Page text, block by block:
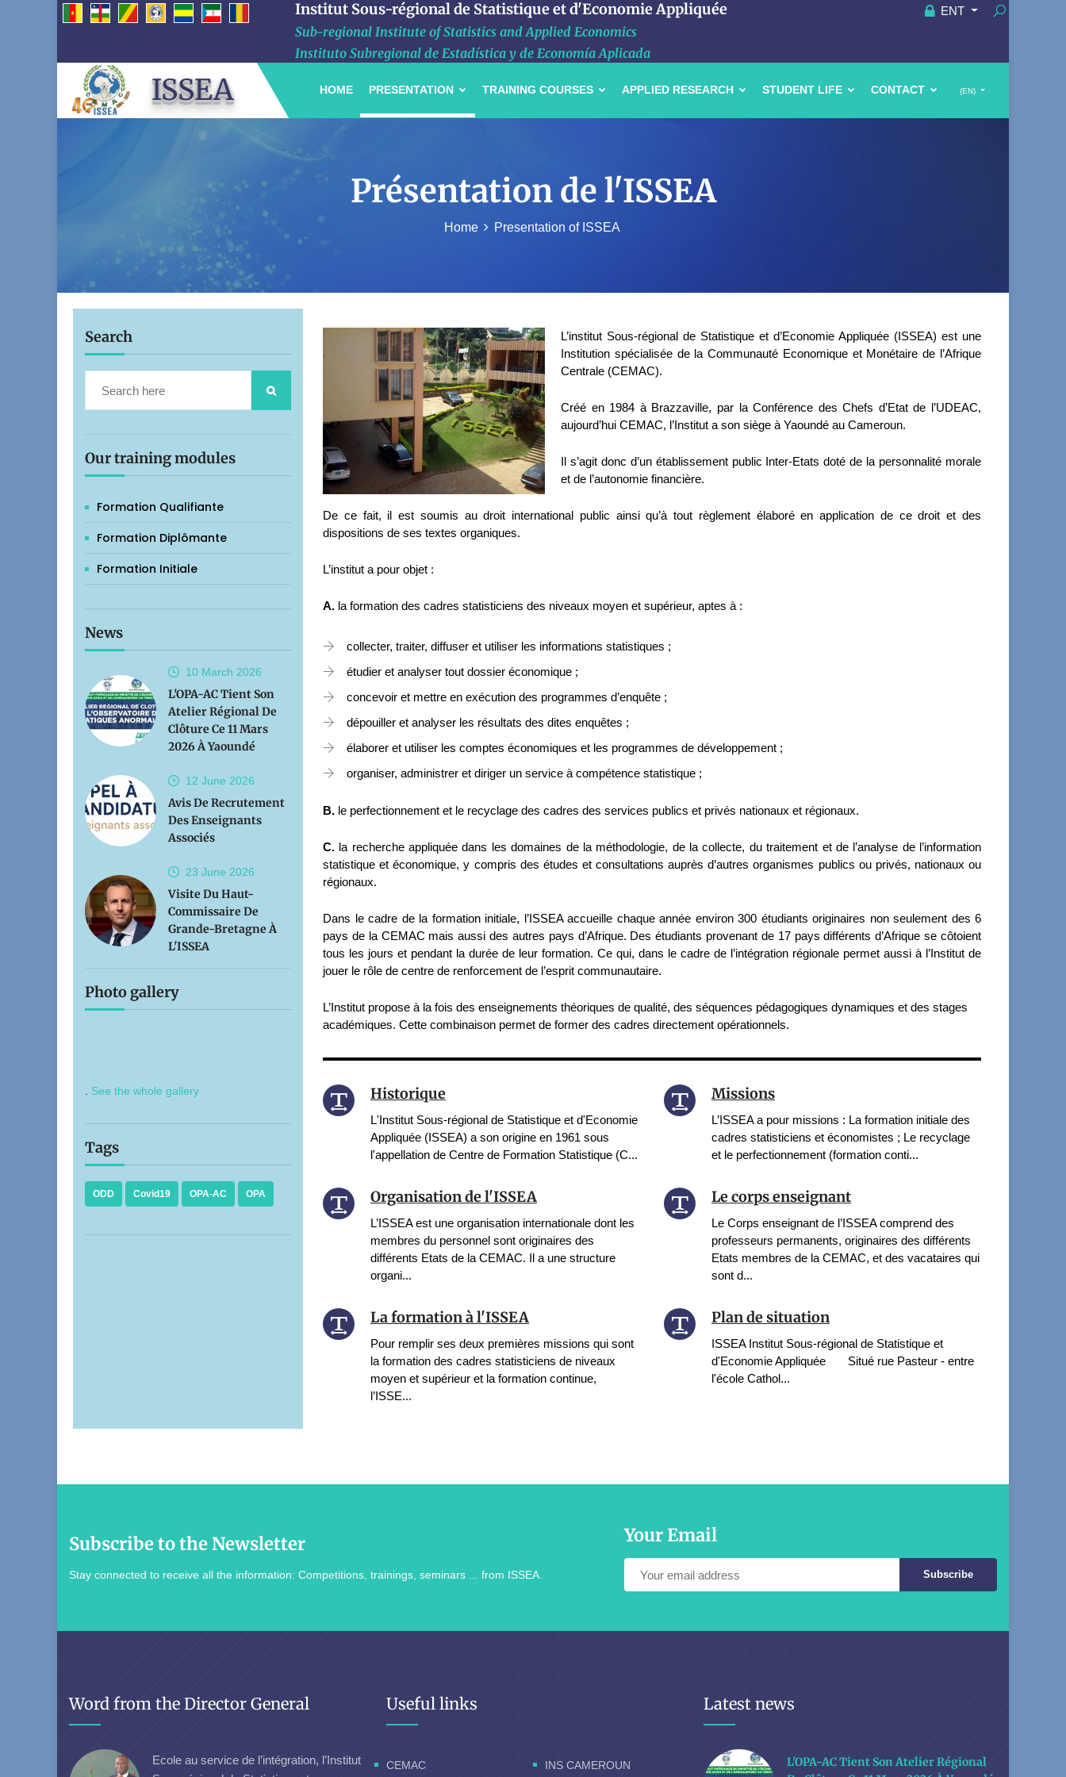
Institut Sous-régional de Statistique et d'Economie Appliquée
Sub-regional Institute of Statistics and Applied Economics
Instituto Subregional de Estadística y de Economía Aplicada
ENT
ISSEA (EN)
HOME PRESENTATION TRAINING COURSES APPLIED RESEARCH STUDENT LIFE CONTACT
Présentation de l'ISSEA
Home Presentation of ISSEA
Search
Our training modules
Formation Qualifiante
Formation Diplômante
Formation Initiale
News
10 March 2026
L'OPA-AC Tient Son
Atelier Régional De
Clôture Ce 11 Mars
2026 À Yaoundé
12 June 2026
Avis De Recrutement
Des Enseignants
Associés
23 June 2026
Visite Du Haut-
Commissaire De
Grande-Bretagne À
L'ISSEA
Photo gallery
See the whole gallery
Tags
ODD Covid19 OPA-AC OPA
L’institut Sous-régional de Statistique et d’Economie Appliquée (ISSEA) est une
Institution spécialisée de la Communauté Economique et Monétaire de l’Afrique
Centrale (CEMAC).
Créé en 1984 à Brazzaville, par la Conférence des Chefs d’Etat de l’UDEAC,
aujourd’hui CEMAC, l’Institut a son siège à Yaoundé au Cameroun.
Il s’agit donc d’un établissement public Inter-Etats doté de la personnalité morale
et de l’autonomie financière.
De ce fait, il est soumis au droit international public ainsi qu’à tout règlement élaboré en application de ce droit et des
dispositions de ses textes organiques.
L’institut a pour objet :
A. la formation des cadres statisticiens des niveaux moyen et supérieur, aptes à :
collecter, traiter, diffuser et utiliser les informations statistiques ;
étudier et analyser tout dossier économique ;
concevoir et mettre en exécution des programmes d’enquête ;
dépouiller et analyser les résultats des dites enquêtes ;
élaborer et utiliser les comptes économiques et les programmes de développement ;
organiser, administrer et diriger un service à compétence statistique ;
B. le perfectionnement et le recyclage des cadres des services publics et privés nationaux et régionaux.
C. la recherche appliquée dans les domaines de la méthodologie, de la collecte, du traitement et de l’analyse de l’information
statistique et économique, y compris des études et consultations auprès d’autres organismes publics ou privés, nationaux ou
régionaux.
Dans le cadre de la formation initiale, l’ISSEA accueille chaque année environ 300 étudiants originaires non seulement des 6
pays de la CEMAC mais aussi des autres pays d’Afrique. Des étudiants provenant de 17 pays différents d’Afrique se côtoient
tous les jours et pendant la durée de leur formation. Ce qui, dans le cadre de l’intégration régionale permet aussi à l’Institut de
jouer le rôle de centre de renforcement de l’esprit communautaire.
L’Institut propose à la fois des enseignements théoriques de qualité, des séquences pédagogiques dynamiques et des stages
académiques. Cette combinaison permet de former des cadres directement opérationnels.
Historique
L'Institut Sous-régional de Statistique et d'Economie
Appliquée (ISSEA) a son origine en 1961 sous
l'appellation de Centre de Formation Statistique (C...
Missions
L’ISSEA a pour missions : La formation initiale des
cadres statisticiens et économistes ; Le recyclage
et le perfectionnement (formation conti...
Organisation de l'ISSEA
L’ISSEA est une organisation internationale dont les
membres du personnel sont originaires des
différents Etats de la CEMAC. Il a une structure
organi...
Le corps enseignant
Le Corps enseignant de l’ISSEA comprend des
professeurs permanents, originaires des différents
Etats membres de la CEMAC, et des vacataires qui
sont d...
La formation à l'ISSEA
Pour remplir ses deux premières missions qui sont
la formation des cadres statisticiens de niveaux
moyen et supérieur et la formation continue,
l’ISSE...
Plan de situation
ISSEA Institut Sous-régional de Statistique et
d'Economie Appliquée Situé rue Pasteur - entre
l'école Cathol...
Subscribe to the Newsletter
Stay connected to receive all the information: Competitions, trainings, seminars ... from ISSEA.
Your Email
Subscribe
Word from the Director General
Ecole au service de l’intégration, l’Institut
Useful links
CEMAC INS CAMEROUN
Latest news
L'OPA-AC Tient Son Atelier Régional